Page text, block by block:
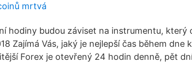
mrtvá
hodiny budou záviset na instrumentu, který
Zajímá Vás, jaký je nejlepší čas během dne
Forex je otevřený 24 hodin denně, pět